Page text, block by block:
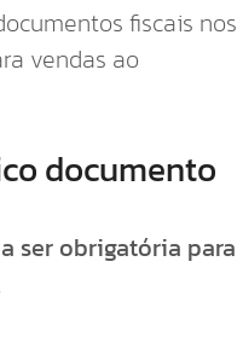
fiscais nos
vendas ao
documento
ser obrigatória para